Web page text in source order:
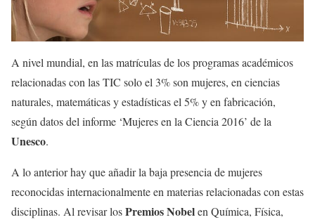
A nivel mundial, en las matrículas de los programas académicos
relacionadas con las TIC solo el 3% son mujeres, en ciencias
naturales, matemáticas y estadísticas el 5% y en fabricación,
según datos del informe ‘Mujeres en la Ciencia 2016’ de la
Unesco.
A lo anterior hay que añadir la baja presencia de mujeres
reconocidas internacionalmente en materias relacionadas con estas
disciplinas. Al revisar losPremios Nobelen Química, Física,